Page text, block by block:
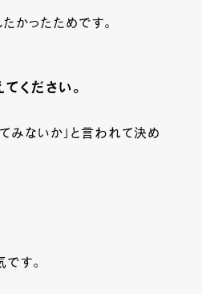
かったためです。
ください。
みないか」と言われて決め
す。